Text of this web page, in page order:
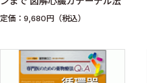
定価：9,680円（税込）